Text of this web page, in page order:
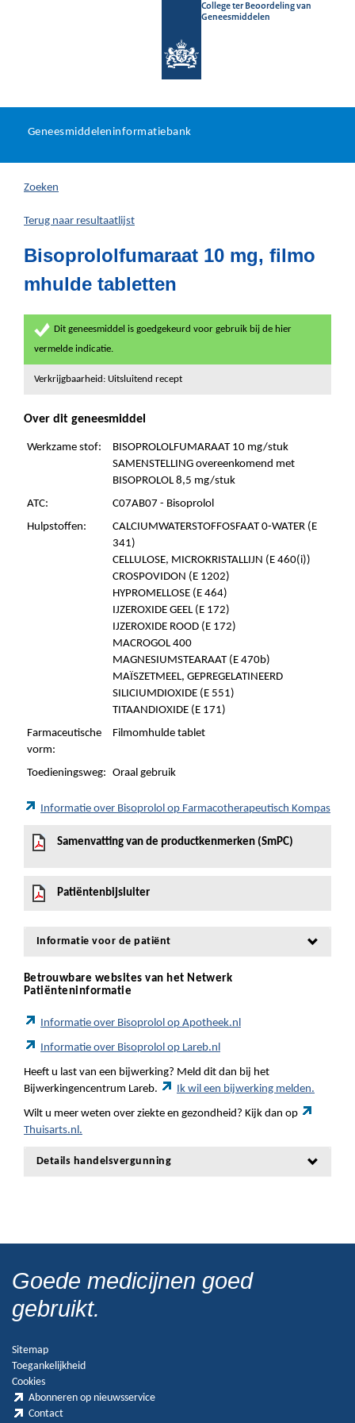
College ter Beoordeling van
Geneesmiddelen
U
hier:
Geneesmiddeleninformatiebank
Zoeken
Terug naar resultaatlijst
Bisoprololfumaraat 10 mg, filmo
mhulde tabletten
Dit geneesmiddel is goedgekeurd voor gebruik bij de hier
vermelde indicatie.
Verkrijgbaarheid: Uitsluitend recept
Over dit geneesmiddel
Werkzame stof:
BISOPROLOLFUMARAAT 10 mg/stuk
SAMENSTELLING overeenkomend met
BISOPROLOL 8,5 mg/stuk
ATC:
C07AB07 - Bisoprolol
Hulpstoffen:
CALCIUMWATERSTOFFOSFAAT 0-WATER (E
341)
CELLULOSE, MICROKRISTALLIJN (E 460(i))
CROSPOVIDON (E 1202)
HYPROMELLOSE (E 464)
IJZEROXIDE GEEL (E 172)
IJZEROXIDE ROOD (E 172)
MACROGOL 400
MAGNESIUMSTEARAAT (E 470b)
MAÏSZETMEEL, GEPREGELATINEERD
SILICIUMDIOXIDE (E 551)
TITAANDIOXIDE (E 171)
Farmaceutische
vorm:
Filmomhulde tablet
Toedieningsweg: Oraal gebruik
Informatie over Bisoprolol op Farmacotherapeutisch Kompas
Samenvatting van de productkenmerken (SmPC)
Patiëntenbijsluiter
Informatie voor de patiënt
Betrouwbare websites van het Netwerk
Patiënteninformatie
Informatie over Bisoprolol op Apotheek.nl
Informatie over Bisoprolol op Lareb.nl
Heeft u last van een bijwerking? Meld dit dan bij het
Bijwerkingencentrum Lareb.
Ik wil een bijwerking melden.
Wilt u meer weten over ziekte en gezondheid? Kijk dan op
Thuisarts.nl.
Details handelsvergunning
Goede medicijnen goed
gebruikt.
Sitemap
Toegankelijkheid
Cookies
Abonneren op nieuwsservice
Contact